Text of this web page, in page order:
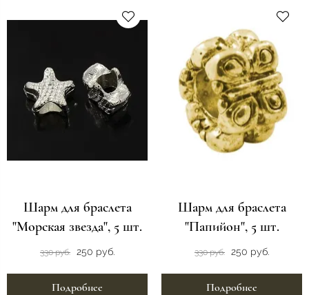
Шарм для браслета
"Морская звезда", 5 шт.
330 руб. 250 руб.
Подробнее
Шарм для браслета
"Папийон", 5 шт.
330 руб. 250 руб.
Подробнее